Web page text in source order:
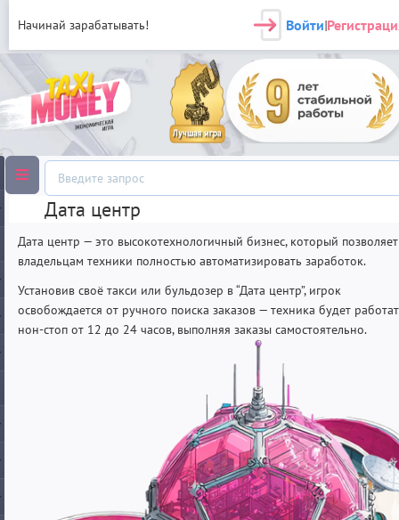
Начинай зарабатывать! Войти|
Дата центр
Дата центр — это высокотехнологичный бизнес, который позволяет
владельцам техники полностью автоматизировать заработок.
Установив своё такси или бульдозер в “Дата центр”, игрок
освобождается от ручного поиска заказов — техника будет
нон-стоп от 12 до 24 часов, выполняя заказы самостоятельно.